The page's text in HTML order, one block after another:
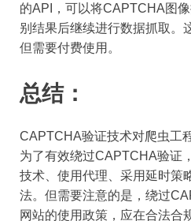
的API，可以将CAPTCHA图
别结果后继续进行数据抓取。
但需要付费使用。
总结：
CAPTCHA验证技术对爬虫工
为了有效绕过CAPTCHA验证
技术、使用代理、采用延时策
法。但需要注意的是，绕过
网站的使用政策，应在合法合